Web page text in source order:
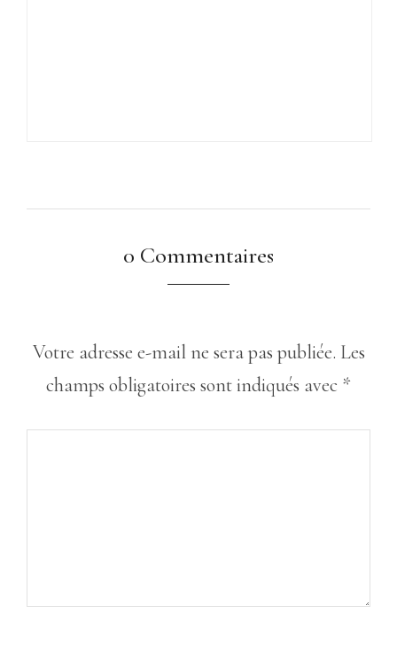
0 Commentaires
Votre adresse e-mail ne sera pas publiée. Les
champs obligatoires sont indiqués avec *